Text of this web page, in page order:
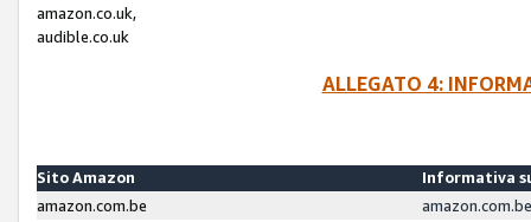
amazon.co.uk,
audible.co.uk
ALLEGATO 4:
Sito Amazon
Informativa
amazon.com.be